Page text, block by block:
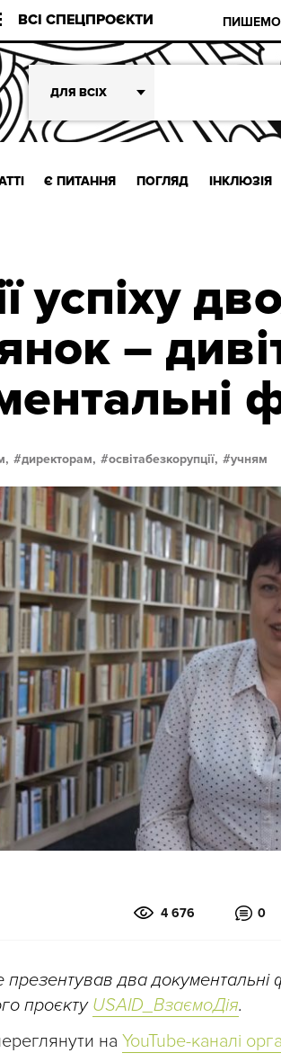
ВСІ СПЕЦПРОЄКТИ ПИШЕМО
ДЛЯ ВСІХ
Є ПИТАННЯ ПОГЛЯД ІНКЛЮЗІЯ
успіху
–
директорам, освітабезкорупції, учням
4 676 0
презентував два
проєкту USAID_ВзаємоДія.
на YouTube-каналі